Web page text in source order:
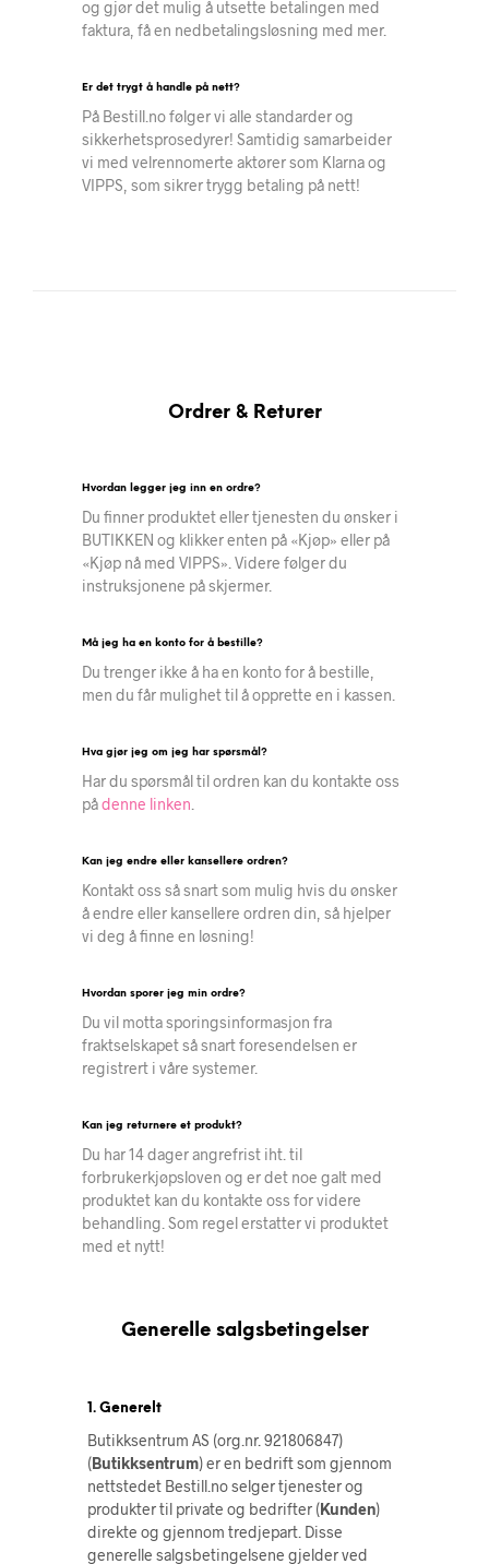
og gjør det mulig å utsette betalingen med
faktura, få en nedbetalingsløsning med mer.
Er det trygt å handle på nett?
På Bestill.no følger vi alle standarder og
sikkerhetsprosedyrer! Samtidig samarbeider
vi med velrennomerte aktører som Klarna og
VIPPS, som sikrer trygg betaling på nett!
Ordrer & Returer
Hvordan legger jeg inn en ordre?
Du finner produktet eller tjenesten du ønsker i
BUTIKKEN og klikker enten på «Kjøp» eller på
«Kjøp nå med VIPPS». Videre følger du
instruksjonene på skjermer.
Må jeg ha en konto for å bestille?
Du trenger ikke å ha en konto for å bestille,
men du får mulighet til å opprette en i kassen.
Hva gjør jeg om jeg har spørsmål?
Har du spørsmål til ordren kan du kontakte oss
pådenne linken
Kan jeg endre eller kansellere ordren?
Kontakt oss så snart som mulig hvis du ønsker
å endre eller kansellere ordren din, så hjelper
vi deg å finne en løsning!
Hvordan sporer jeg min ordre?
Du vil motta sporingsinformasjon fra
fraktselskapet så snart foresendelsen er
registrert i våre systemer.
Kan jeg returnere et produkt?
Du har 14 dager angrefrist iht. til
forbrukerkjøpsloven og er det noe galt med
produktet kan du kontakte oss for videre
behandling. Som regel erstatter vi produktet
med et nytt!
Generelle salgsbetingelser
1. Generelt
Butikksentrum AS (org.nr. 921806847)
(Butikksentrum) er en bedrift som gjennom
nettstedet Bestill.no selger tjenester og
produkter til private og bedrifter (Kunden)
direkte og gjennom tredjepart. Disse
generelle salgsbetingelsene gjelder ved